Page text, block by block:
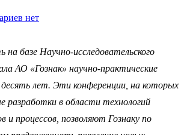
нет
на базе Научно-исследовательского
АО «Гознак» научно-практические
лет. Эти конференции, на которых
разработки в области технологий
процессов, позволяют Гознаку по